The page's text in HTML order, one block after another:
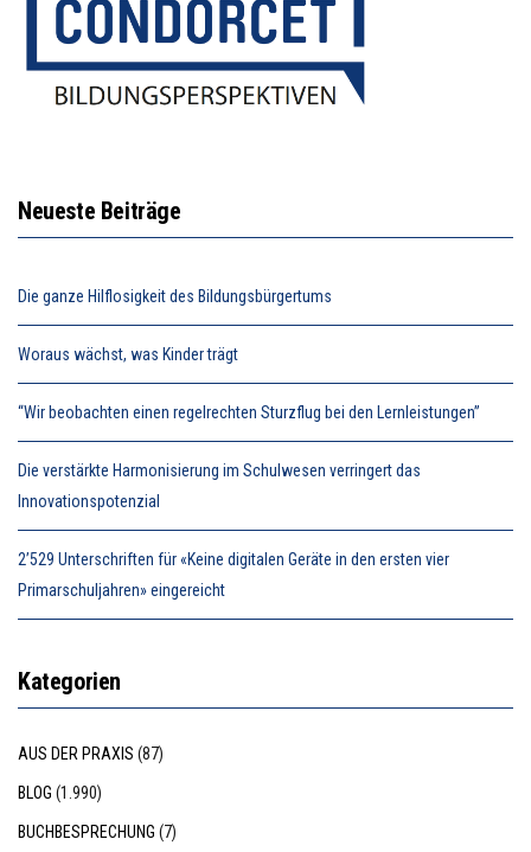
Neueste Beiträge
Die ganze Hilflosigkeit des Bildungsbürgertums
Woraus wächst, was Kinder trägt
“Wir beobachten einen regelrechten Sturzflug bei den Lernleistungen”
Die verstärkte Harmonisierung im Schulwesen verringert das
Innovationspotenzial
2’529 Unterschriften für «Keine digitalen Geräte in den ersten vier
Primarschuljahren» eingereicht
Kategorien
AUS DER PRAXIS (87)
BLOG (1.990)
BUCHBESPRECHUNG (7)